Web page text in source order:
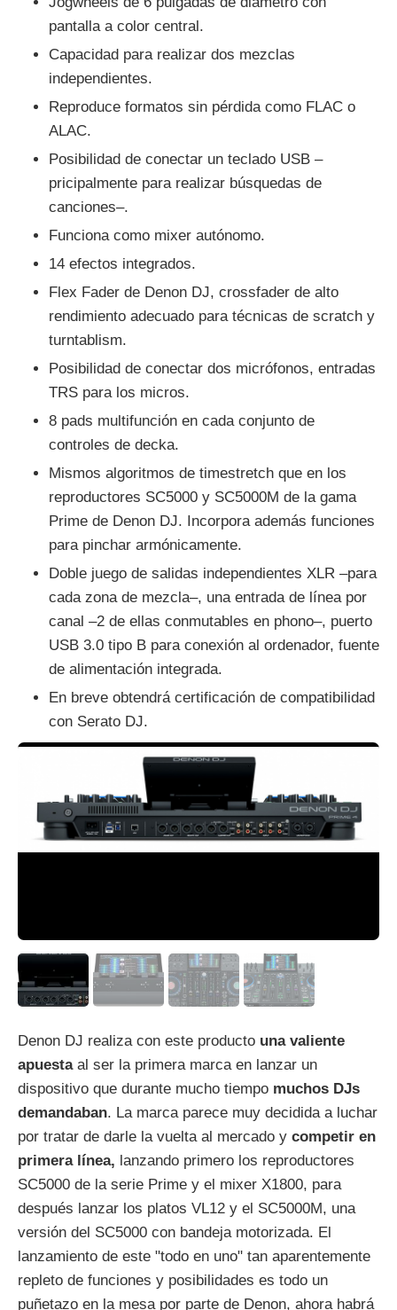
pantalla a color central.
Capacidad para realizar dos mezclas
independientes.
Reproduce formatos sin pérdida como FLAC o
ALAC.
Posibilidad de conectar un teclado USB –
pricipalmente para realizar búsquedas de
canciones–.
Funciona como mixer autónomo.
14 efectos integrados.
Flex Fader de Denon DJ, crossfader de alto
rendimiento adecuado para técnicas de scratch y
turntablism.
Posibilidad de conectar dos micrófonos, entradas
TRS para los micros.
8 pads multifunción en cada conjunto de
controles de decka.
Mismos algoritmos de timestretch que en los
reproductores SC5000 y SC5000M de la gama
Prime de Denon DJ. Incorpora además funciones
para pinchar armónicamente.
Doble juego de salidas independientes XLR –para
cada zona de mezcla–, una entrada de línea por
canal –2 de ellas conmutables en phono–, puerto
USB 3.0 tipo B para conexión al ordenador, fuente
de alimentación integrada.
En breve obtendrá certificación de compatibilidad
con Serato DJ.
Denon DJ realiza con este producto una valiente
apuestaal ser la primera marca en lanzar un
dispositivo que durante mucho tiempo muchos DJs
demandaban. La marca parece muy decidida a luchar
por tratar de darle la vuelta al mercado y competir en
primera línea, lanzando primero los reproductores
SC5000 de la serie Prime y el mixer X1800, para
después lanzar los platos VL12 y el SC5000M, una
versión del SC5000 con bandeja motorizada. El
lanzamiento de este "todo en uno" tan aparentemente
repleto de funciones y posibilidades es todo un
puñetazo en la mesa por parte de Denon, ahora habrá